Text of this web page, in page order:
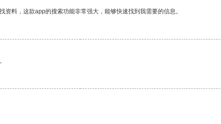
料，这款app的搜索功能非常强大，能够快速找到我需要的信息。